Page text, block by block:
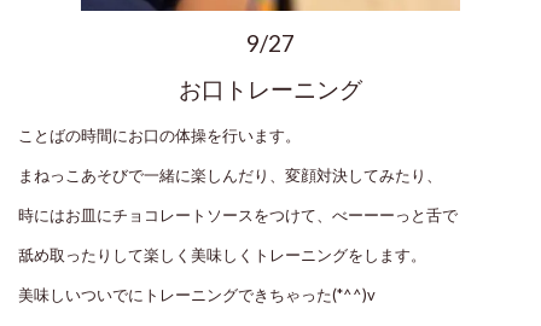
9/27
お口トレーニング
ことばの時間にお口の体操を行います。
まねっこあそびで一緒に楽しんだり、変顔対決してみたり、
時にはお皿にチョコレートソースをつけて、べーーーっと舌で
舐め取ったりして楽しく美味しくトレーニングをします。
美味しいついでにトレーニングできちゃった(*^^)v